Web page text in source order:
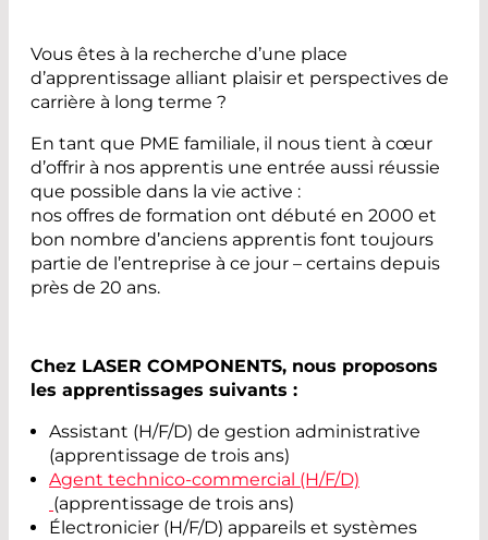
Vous êtes à la recherche d’une place
d’apprentissage alliant plaisir et perspectives de
carrière à long terme ?
En tant que PME familiale, il nous tient à cœur
d’offrir à nos apprentis une entrée aussi réussie
que possible dans la vie active :
nos offres de formation ont débuté en 2000 et
bon nombre d’anciens apprentis font toujours
partie de l’entreprise à ce jour – certains depuis
près de 20 ans.
Chez LASER COMPONENTS, nous proposons
les apprentissages suivants :
Assistant (H/F/D) de gestion administrative
(apprentissage de trois ans)
Agent technico-commercial (H/F/D)
(apprentissage de trois ans)
Électronicier (H/F/D) appareils et systèmes